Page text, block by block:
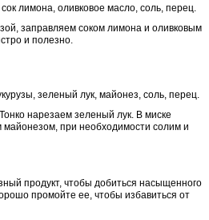
сок лимона, оливковое масло, соль, перец.
заправляем соком лимона и оливковым
и полезно.
зеленый лук, майонез, соль, перец.
нарезаем зеленый лук. В миске
майонезом, при необходимости солим и
продукт, чтобы добиться насыщенного
промойте ее, чтобы избавиться от